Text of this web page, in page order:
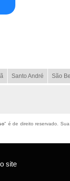
Santo André São
" é de direito reservado.
site